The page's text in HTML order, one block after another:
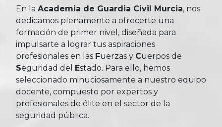
En la Academia de Guardia Civil Murcia, nos
dedicamos plenamente a ofrecerte una
formación de primer nivel, diseñada para
impulsarte a lograr tus aspiraciones
profesionales en las
Fuerzas y Cuerpos de
Seguridad del Estado. Para ello, hemos
seleccionado minuciosamente a nuestro equipo
docente, compuesto por expertos y
profesionales de élite en el sector de la
seguridad pública.